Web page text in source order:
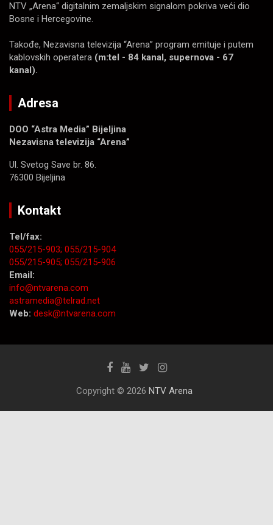
NTV „Arena“ digitalnim zemaljskim signalom pokriva veći dio
Bosne i Hercegovine.
Takođe, Nezavisna televizija “Arena” program emituje i putem
kablovskih operatera (m:tel - 84 kanal, supernova - 67
kanal).
Adresa
DOO “Astra Media” Bijeljina
Nezavisna televizija “Arena”
Ul. Svetog Save br. 86.
76300 Bijeljina
Kontakt
Tel/fax:
055/215-903; 055/215-904
055/215-905; 055/215-906
Email:
info@ntvarena.com
astramedia@telrad.net
Web: desk@ntvarena.com
Copyright © 2026 NTV Arena